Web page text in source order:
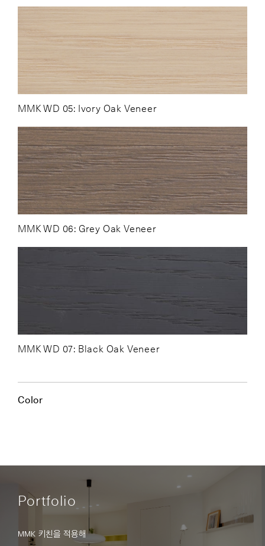
MMK WD 05: Ivory Oak Veneer
MMK WD 06: Grey Oak Veneer
MMK WD 07: Black Oak Veneer
Color
Portfolio
MMK 키친을 적용해